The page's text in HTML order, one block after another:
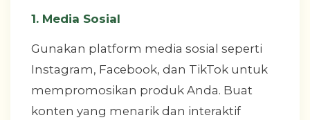
1. Media Sosial
Gunakan platform media sosial seperti
Instagram, Facebook, dan TikTok untuk
mempromosikan produk Anda. Buat
konten yang menarik dan interaktif